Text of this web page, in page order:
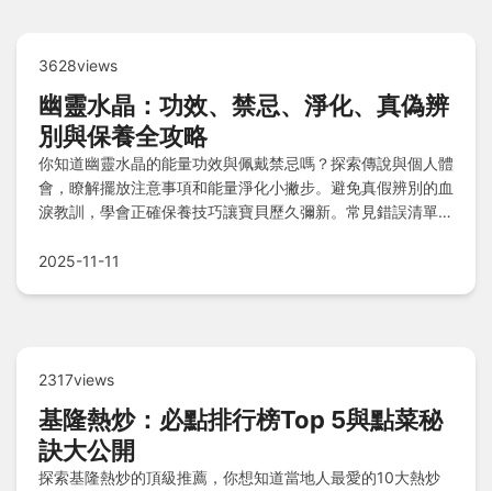
3628views
幽靈水晶：功效、禁忌、淨化、真偽辨
別與保養全攻略
你知道幽靈水晶的能量功效與佩戴禁忌嗎？探索傳說與個人體
會，瞭解擺放注意事項和能量淨化小撇步。避免真假辨別的血
淚教訓，學會正確保養技巧讓寶貝歷久彌新。常見錯誤清單與
2025-11-11
2317views
基隆熱炒：必點排行榜Top 5與點菜秘
訣大公開
探索基隆熱炒的頂級推薦，你想知道當地人最愛的10大熱炒